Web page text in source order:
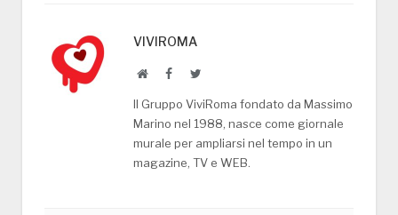
VIVIROMA
WebsiteFacebookTwitter
Il Gruppo ViviRoma fondato da Massimo
Marino nel 1988, nasce come giornale
murale per ampliarsi nel tempo in un
magazine, TV e WEB.